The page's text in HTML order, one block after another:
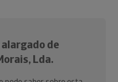
de
Lda.